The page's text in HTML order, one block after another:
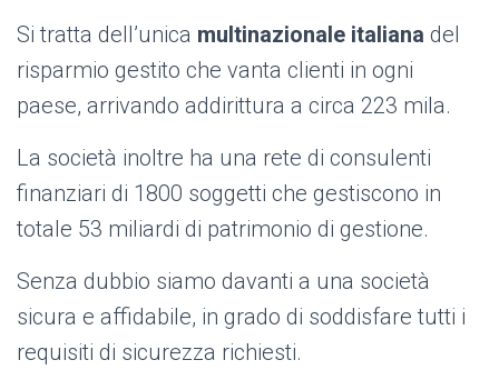
Si tratta dell’unica multinazionale italiana del
risparmio gestito che vanta clienti in ogni
paese, arrivando addirittura a circa 223 mila.
La società inoltre ha una rete di consulenti
finanziari di 1800 soggetti che gestiscono in
totale 53 miliardi di patrimonio di gestione.
Senza dubbio siamo davanti a una società
sicura e affidabile, in grado di soddisfare tutti i
requisiti di sicurezza richiesti.